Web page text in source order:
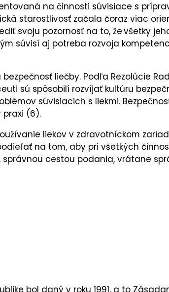
na činnosti súvisiace s
starostlivosť začala čoraz viac
svoju pozornosť na to, že všetky
súvisí aj potreba rozvoja
liečby. Podľa Rezolúcie
sú spôsobilí rozvíjať kultúru
súvisiacich s liekmi.
praxi (6).
liekov v zdravotníckom
na tom, aby pri všetkých
cestou podania, vrátane
bol daný v roku 1991, a to